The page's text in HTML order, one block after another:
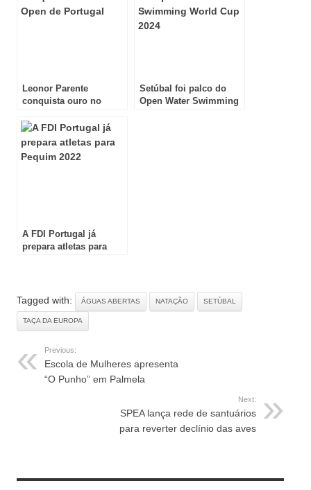
Leonor Parente
conquista ouro no
Setúbal foi palco do
Open Water Swimming
A FDI Portugal já
prepara atletas para
Tagged with: ÁGUAS ABERTAS NATAÇÃO SETÚBAL
TAÇA DA EUROPA
Previous:
Escola de Mulheres apresenta
“O Punho” em Palmela
Next:
SPEA lança rede de santuários
para reverter declínio das aves